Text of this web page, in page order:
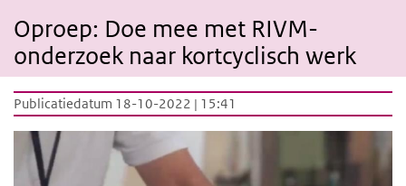
Oproep: Doe mee met RIVM-
onderzoek naar kortcyclisch werk
Publicatiedatum 18-10-2022 | 15:41